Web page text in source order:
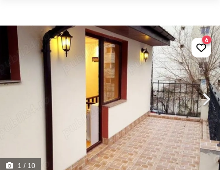
1 / 10
6